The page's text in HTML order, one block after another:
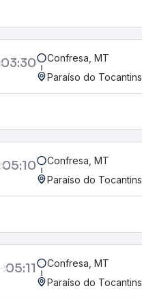
03:30
Confresa, MT
Paraíso do
05:10
Confresa, MT
Paraíso do
05:11
Confresa, MT
Paraíso do